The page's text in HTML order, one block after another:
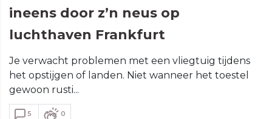
ineens door z’n neus op
luchthaven Frankfurt
Je verwacht problemen met een vliegtuig tijdens
het opstijgen of landen. Niet wanneer het toestel
gewoon rusti...
5 0